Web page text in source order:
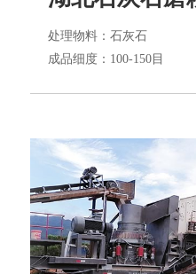
处理物料 ：石灰石
成品细度 ：100-150目